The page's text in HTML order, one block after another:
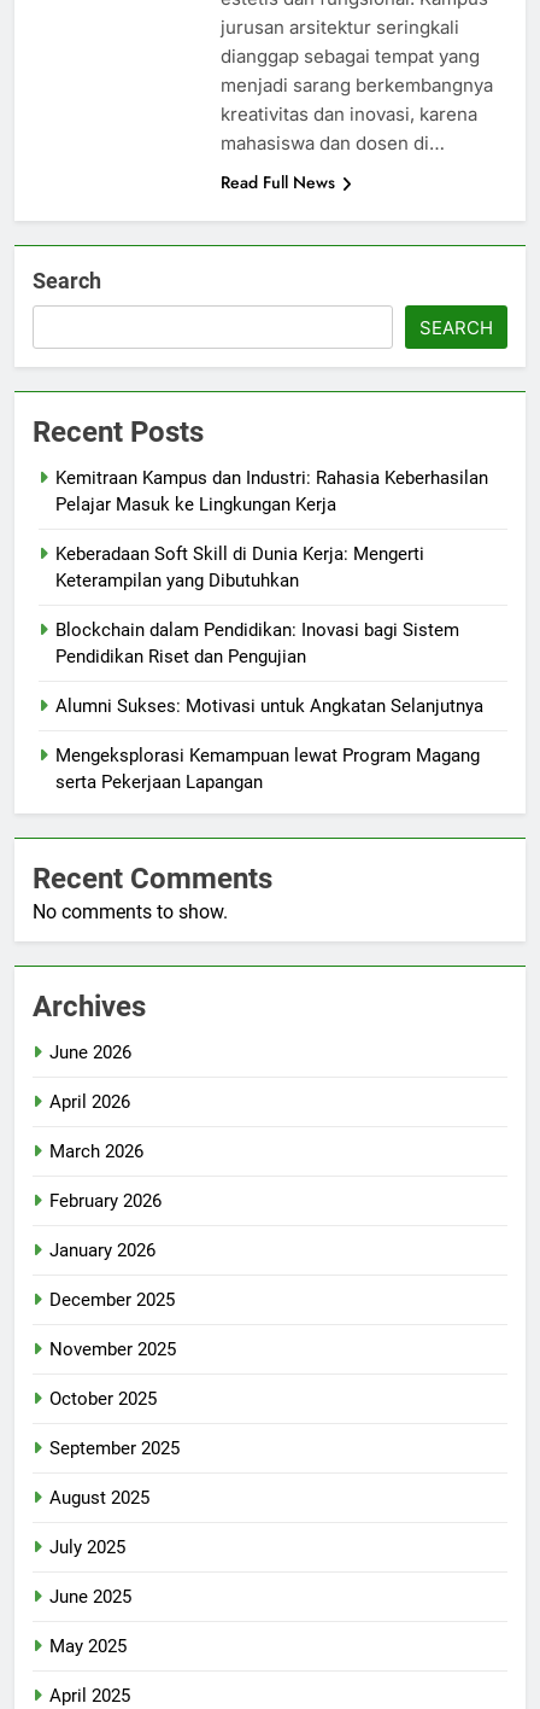
jurusan arsitektur seringkali
dianggap sebagai tempat yang
menjadi sarang berkembangnya
kreativitas dan inovasi, karena
mahasiswa dan dosen di…
Read Full News
Search
SEARCH
Recent Posts
Kemitraan Kampus dan Industri: Rahasia Keberhasilan
Pelajar Masuk ke Lingkungan Kerja
Keberadaan Soft Skill di Dunia Kerja: Mengerti
Keterampilan yang Dibutuhkan
Blockchain dalam Pendidikan: Inovasi bagi Sistem
Pendidikan Riset dan Pengujian
Alumni Sukses: Motivasi untuk Angkatan Selanjutnya
Mengeksplorasi Kemampuan lewat Program Magang
serta Pekerjaan Lapangan
Recent Comments
No comments to show.
Archives
June 2026
April 2026
March 2026
February 2026
January 2026
December 2025
November 2025
October 2025
September 2025
August 2025
July 2025
June 2025
May 2025
April 2025